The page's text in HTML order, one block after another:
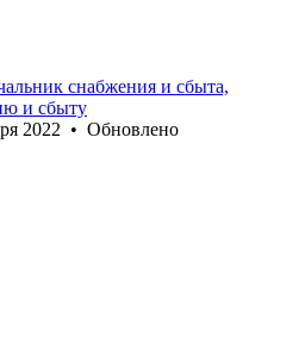
снабжения и сбыта,
и сбыту
2022 • Обновлено